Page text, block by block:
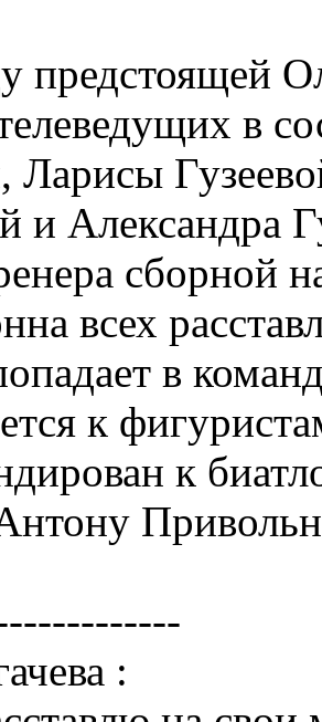
предстоящей
в
Ларисы
и Александра
сборной
всех
в
к
к
: